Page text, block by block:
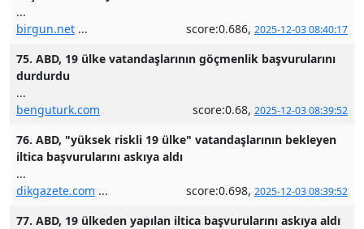
...
birgun.net ... score:0.686, 2025-12-03 08:40:17
75. ABD, 19 ülke vatandaşlarının göçmenlik başvurularını
durdurdu
...
benguturk.com
score:0.68, 2025-12-03 08:39:52
76. ABD, "yüksek riskli 19 ülke" vatandaşlarının bekleyen
iltica başvurularını askıya aldı
...
dikgazete.com ... score:0.698, 2025-12-03 08:39:52
77. ABD, 19 ülkeden yapılan iltica başvurularını askıya aldı